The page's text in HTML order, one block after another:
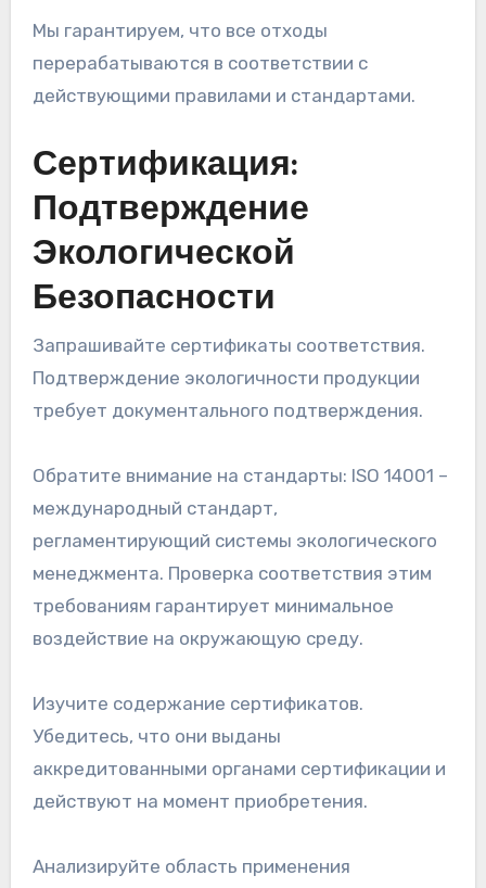
Мы гарантируем, что все отходы
перерабатываются в соответствии с
действующими правилами и стандартами.
Сертификация:
Подтверждение
Экологической
Безопасности
Запрашивайте сертификаты соответствия.
Подтверждение экологичности продукции
требует документального подтверждения.
Обратите внимание на стандарты: ISO 14001 –
международный стандарт,
регламентирующий системы экологического
менеджмента. Проверка соответствия этим
требованиям гарантирует минимальное
воздействие на окружающую среду.
Изучите содержание сертификатов.
Убедитесь, что они выданы
аккредитованными органами сертификации и
действуют на момент приобретения.
Анализируйте область применения